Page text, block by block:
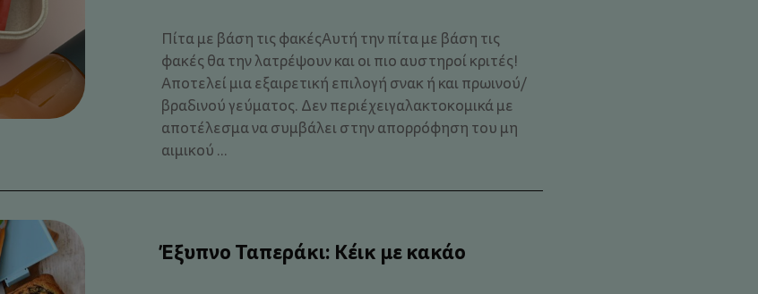
Πίτα με βάση τις φακέςΑυτή την πίτα με βάση τις
φακές θα την λατρέψουν και οι πιο αυστηροί κριτές!
Αποτελεί μια εξαιρετική επιλογή σνακ ή και πρωινού/
βραδινού γεύματος. Δεν περιέχειγαλακτοκομικά με
αποτέλεσμα να συμβάλει στην απορρόφηση του μη
αιμικού ...
Έξυπνο Ταπεράκι: Kέικ με κακάο